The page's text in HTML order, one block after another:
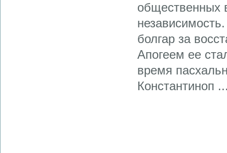
общественных
болгар за
Апогеем ее
время
Константиноп